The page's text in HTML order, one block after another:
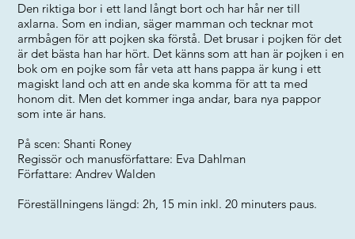
Den riktiga bor i ett land långt bort och har hår ner till
axlarna. Som en indian, säger mamman och tecknar mot
armbågen för att pojken ska förstå. Det brusar i pojken för det
är det bästa han har hört. Det känns som att han är pojken i en
bok om en pojke som får veta att hans pappa är kung i ett
magiskt land och att en ande ska komma för att ta med
honom dit. Men det kommer inga andar, bara nya pappor
som inte är hans.
På scen: Shanti Roney
Regissör och manusförfattare: Eva Dahlman
Författare: Andrev Walden
Föreställningens längd: 2h, 15 min inkl. 20 minuters paus.